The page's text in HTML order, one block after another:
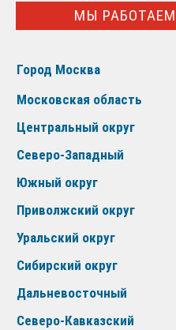
МЫ
Город Москва
Московская область
Центральный округ
Северо-Западный
Южный округ
Приволжский округ
Уральский округ
Сибирский округ
Дальневосточный
Северо-Кавказский